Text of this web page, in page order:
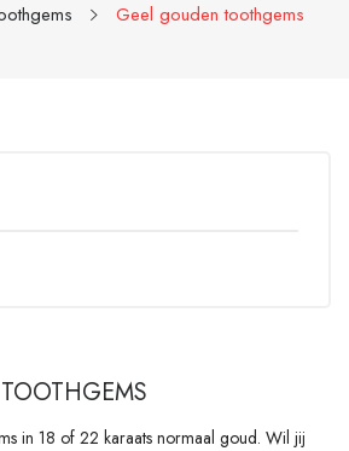
Geel gouden toothgems
in 18 of 22 karaats normaal goud. Wil jij